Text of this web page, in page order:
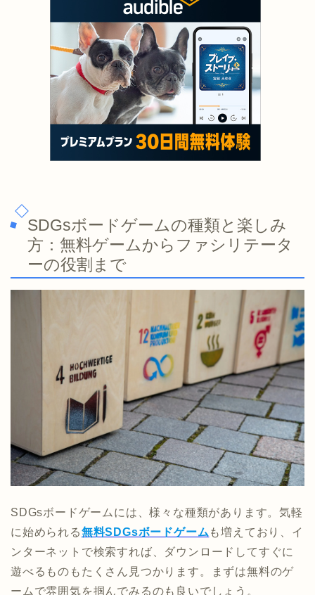
SDGsボードゲームの種類と楽しみ
方：無料ゲームからファシリテータ
ーの役割まで
SDGsボードゲームには、様々な種類があります。気軽
に始められる無料SDGsボードゲーム も増えており、イ
ンターネットで検索すれば、ダウンロードしてすぐに
遊べるものもたくさん見つかります。まずは無料のゲ
ームで雰囲気を掴んでみるのも良いでしょう。